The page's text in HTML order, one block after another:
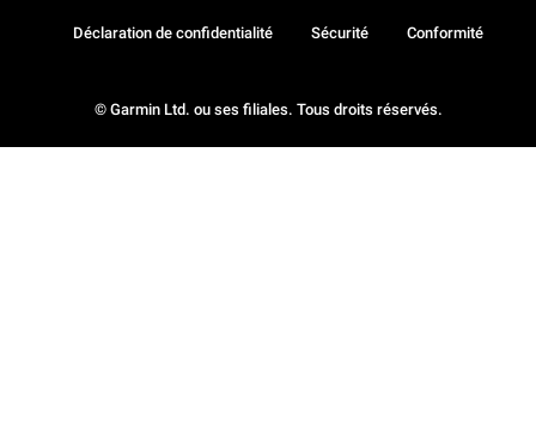
© Garmin Ltd. ou ses filiales. Tous droits réservés.
Déclaration de confidentialité Sécurité Conformité